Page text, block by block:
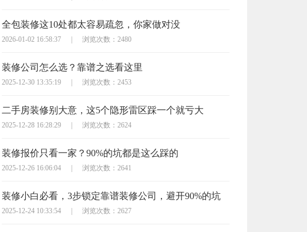
全包装修这10处都太容易疏忽，你家做对没
2026-01-02 16:58:37 浏览次数：2480
装修公司怎么选？靠谱之选看这里
2025-12-30 13:35:19 浏览次数：2453
二手房装修别大意，这5个隐形雷区踩一个就亏大
2025-12-28 16:28:29 浏览次数：2624
装修报价只看一家？90%的坑都是这么踩的
2025-12-26 16:06:04 浏览次数：2641
装修小白必看，3步锁定靠谱装修公司，避开90%的坑
2025-12-24 10:33:54 浏览次数：2627